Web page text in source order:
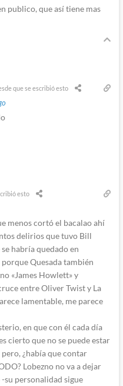
publico, que así tiene mas
que se escribió esto
esto
menos cortó el bacalao ahí
delirios que tuvo Bill
habría quedado en
Quesada también
«James Howlett» y
entre Oliver Twist y La
lamentable, me parece
en que con él cada día
cierto que no se puede estar
¿había que contar
Lobezno no va a dejar
su personalidad sigue